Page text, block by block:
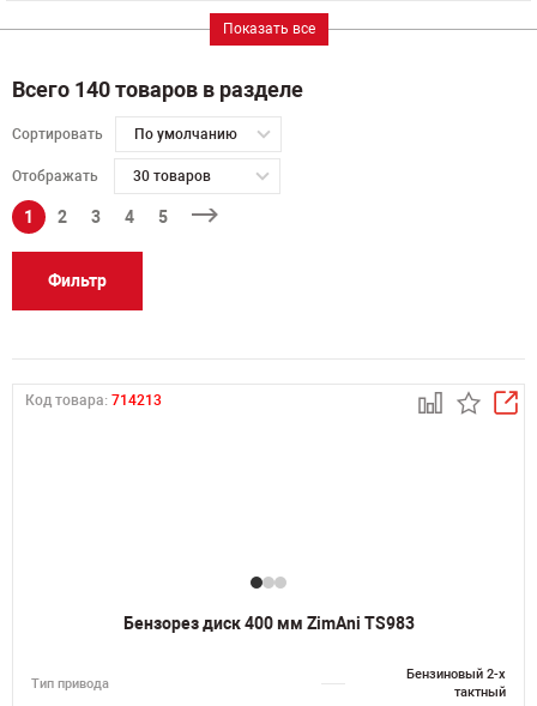
Показать все
Всего 140 товаров в разделе
Сортировать По умолчанию
Отображать 30 товаров
1 2 3 4 5
Фильтр
Код товара: 714213
Бензорез диск 400 мм ZimAni TS983
Тип привода
Бензиновый 2-х
тактный